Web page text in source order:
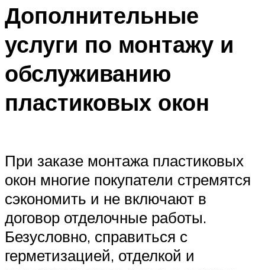
Дополнительные
услуги по монтажу и
обслуживанию
пластиковых окон
При заказе монтажа пластиковых
окон многие покупатели стремятся
сэкономить и не включают в
договор отделочные работы.
Безусловно, справиться с
герметизацией, отделкой и